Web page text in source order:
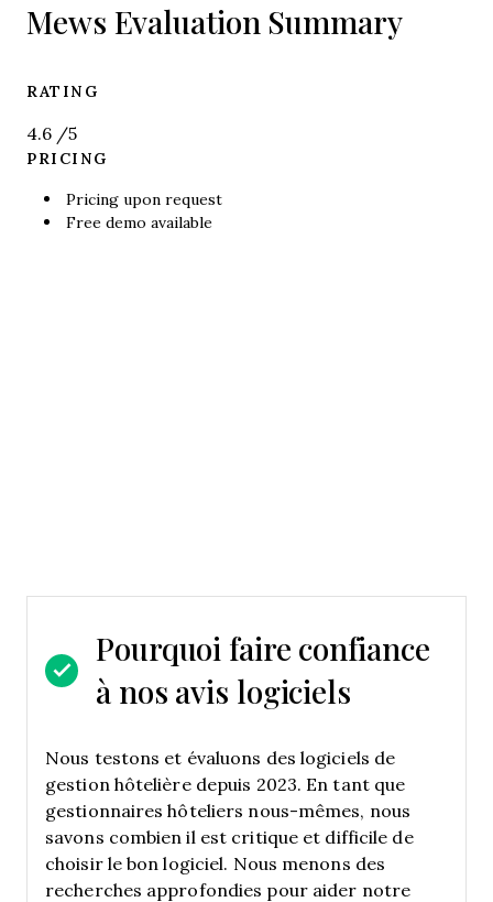
Mews Evaluation Summary
RATING
4.6 /5
PRICING
Pricing upon request
Free demo available
Pourquoi faire confiance
à nos avis logiciels
Nous testons et évaluons des logiciels de
gestion hôtelière depuis 2023. En tant que
gestionnaires hôteliers nous-mêmes, nous
savons combien il est critique et difficile de
choisir le bon logiciel. Nous menons des
recherches approfondies pour aider notre